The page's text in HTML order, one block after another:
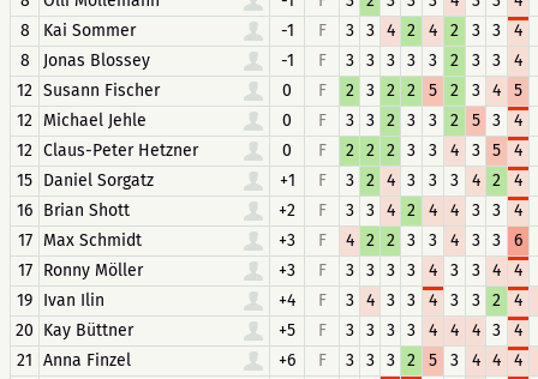
8
Kai Sommer -1 F 3 3 4 2 4 2 3 3
4
8
Jonas Blossey -1 F 3 3 3 3 3 2 3 3
4
12 Susann Fischer 0 F 2 3 2 2 5 2 3 4
5
12 Michael Jehle 0 F 3 3 2 3 3 2 5 3
4
12 Claus-Peter Hetzner 0 F 2 2 2 3 3 4 3 5
4
15 Daniel Sorgatz +1 F 3 2 4 3 3 3 4 2
4
16 Brian Shott +2 F 3 3 4 2 4 4 3 3
4
17
Max Schmidt +3 F 4 2 2 3 3 4 3 3
6
17
Ronny Möller +3 F 3 3 3 3 4 3 3 4
4
19 Ivan Ilin +4 F 3 4 3 3 4 3 3 2
4
20 Kay Büttner +5 F 3 3 3 3 4 4 4 3
4
21 Anna Finzel +6 F 3 3 3 2 5 3 4 4
4